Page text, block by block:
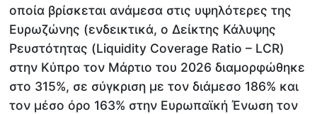
οποία βρίσκεται ανάμεσα στις υψηλότερες της
Ευρωζώνης (ενδεικτικά, ο Δείκτης Κάλυψης
Ρευστότητας (Liquidity Coverage Ratio – LCR)
στην Κύπρο τον Μάρτιο του 2026 διαμορφώθηκε
στο 315%, σε σύγκριση με τον διάμεσο 186% και
τον μέσο όρο 163% στην Ευρωπαϊκή Ένωση τον